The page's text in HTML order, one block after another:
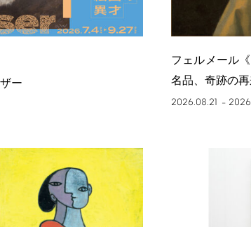
ー
フェルメール
名品、奇跡の再
2026.08.21 –